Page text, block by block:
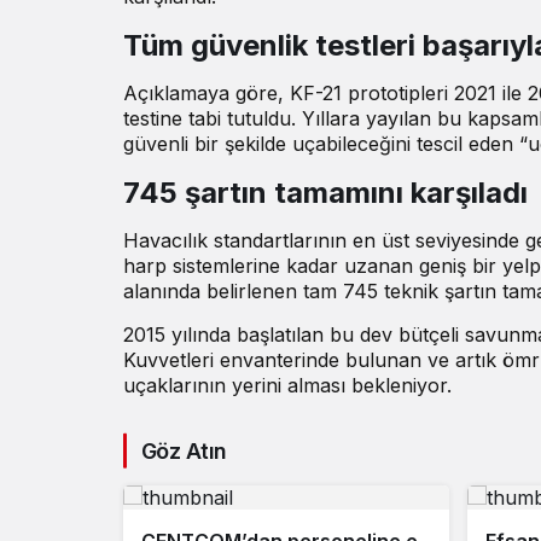
Tüm güvenlik testleri
Açıklamaya göre, KF-21 prototipleri 2021 ile
testine tabi tutuldu. Yıllara yayılan bu
güvenli bir şekilde uçabileceğini tescil eden
745 şartın tamamını karşıladı
Havacılık standartlarının en üst seviyesinde
harp sistemlerine kadar uzanan geniş bir
alanında belirlenen tam 745 teknik şartın
2015 yılında başlatılan bu dev bütçeli
Kuvvetleri envanterinde bulunan ve artık
uçaklarının yerini alması bekleniyor.
Göz Atın